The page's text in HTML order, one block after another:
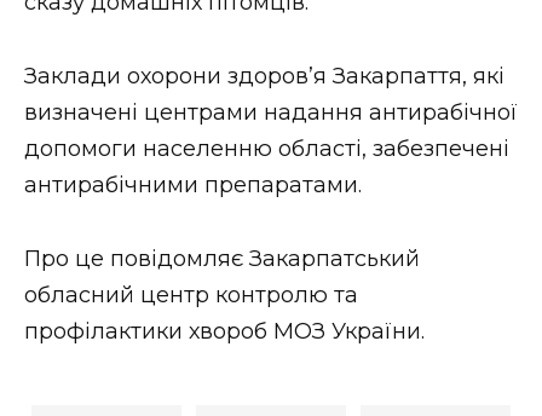
Заклади охорони здоров’я Закарпаття, які
визначені центрами надання антирабічної
допомоги населенню області, забезпечені
антирабічними препаратами.
Про це повідомляє Закарпатський
обласний центр контролю та
профілактики хвороб МОЗ України.